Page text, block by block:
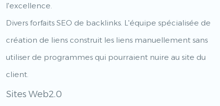
l'excellence.
Divers forfaits SEO de backlinks. L'équipe spécialisée de
création de liens construit les liens manuellement sans
utiliser de programmes qui pourraient nuire au site du
client.
Sites Web2.0